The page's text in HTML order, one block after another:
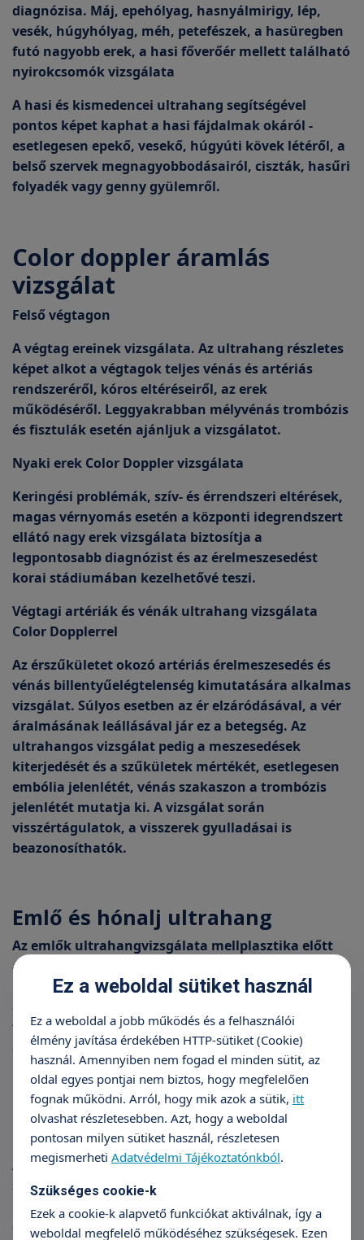
diagnózisa. Máj, epehólyag, hasnyálmirigy, lép,
vesék, húgyhólyag, méh, petefészek, a hasüregben
futó nagyobb erek, a hasi főverőér mellett található
nyirokcsomók vizsgálata
A hasi és kismedencei ultrahang segítségével
pontos képet kaphat a hasi fájdalmak okáról -
esetlegesen epekő, vesekő, húgyúti kövek létéről, a
belső szervek megnagyobbodásairól, ciszták, hasűri
folyadék vagy genny gyülemről.
Color doppler áramlás
vizsgálat
Felső végtagon
A végtag ereinek vizsgálata. Az ultrahang részletes
képet alkot a végtagok teljes vénás és artériás
rendszeréről, kóros eltéréseiről, az erek
működéséről. Leggyakrabban mélyvénás trombózis
és fisztulák esetén ajánljuk a vizsgálatot.
Nyaki erek Color Doppler vizsgálata
Keringési problémák, szív- és érrendszeri eltérések,
magas vérnyomás esetén a központi idegrendszert
ellátó nagy erek vizsgálata biztosítja a
legpontosabb diagnózist és az érelmeszesedést
korai stádiumában kezelhetővé teszi.
Végtagi artériák és vénák ultrahang vizsgálata
Color Dopplerrel
Az érszűkületet okozó artériás érelmeszesedés és
vénás billentyűelégtelenség kimutatására alkalmas
vizsgálat. Súlyos esetben az ér elzáródásával, a vér
áralmásának leállásával jár ez a betegség. Az
ultrahangos vizsgálat pedig a meszesedések
kiterjedését és a szűkületek mértékét, esetlegesen
embólia jelenlétét, vénás szakaszon a trombózis
jelenlétét mutatja ki. A vizsgálat során
visszértágulatok, a visszerek gyulladásai is
beazonosíthatók.
Emlő és hónalj ultrahang
Az emlők ultrahangvizsgálata mellplasztika előtt
álló páciensek esetében elkerülhetetlen. Ezen kívül
minden 45 év alatti hölgynek ajánlott évi egy
alkalommal a mell ultrahangos vizsgálata. 45 év
fölött az ultrahangos vizsgálat mellett évi egy
alkalommal mammográfia is szükséges a mellrák
kiszűrésére.
Nyaki ultrahang
A pajzsmirigy ultrahang során láthatóvá válik a
szerv nagysága, a pajzsmirigy elváltozásai,
légcsővel való kapcsolata. Megállapítható benne
gyulladás, daganat vagy ciszta.
Ez a weboldal sütiket használ
Ez a weboldal a jobb működés és a felhasználói
élmény javítása érdekében HTTP-sütiket (Cookie)
használ. Amennyiben nem fogad el minden sütit, az
oldal egyes pontjai nem biztos, hogy megfelelően
fognak működni. Arról, hogy mik azok a sütik, itt
olvashat részletesebben. Azt, hogy a weboldal
pontosan milyen sütiket használ, részletesen
megismerheti Adatvédelmi Tájékoztatónkból.
Szükséges cookie-k
Ezek a cookie-k alapvető funkciókat aktiválnak, így a
weboldal megfelelő működéséhez szükségesek. Ezen